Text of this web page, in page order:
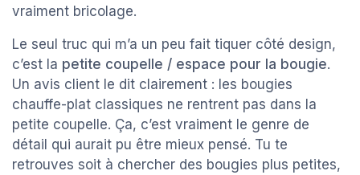
vraiment bricolage.
Le seul truc qui m’a un peu fait tiquer côté design,
c’est la petite coupelle / espace pour la bougie.
Un avis client le dit clairement : les bougies
chauffe-plat classiques ne rentrent pas dans la
petite coupelle. Ça, c’est vraiment le genre de
détail qui aurait pu être mieux pensé. Tu te
retrouves soit à chercher des bougies plus petites,